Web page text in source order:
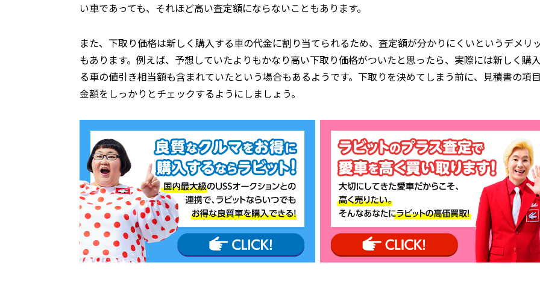
い車であっても、それほど高い査定額にならないこともあります。
また、下取り価格は新しく購入する車の代金に割り当てられるため、査定額が分かりにくいというデメリ
もあります。例えば、予想していたよりもかなり高い下取り価格がついたと思ったら、実際には新しく購
る車の値引き相当額も含まれていたという場合もあるようです。下取りを決めてしまう前に、見積書の項
金額をしっかりとチェックするようにしましょう。